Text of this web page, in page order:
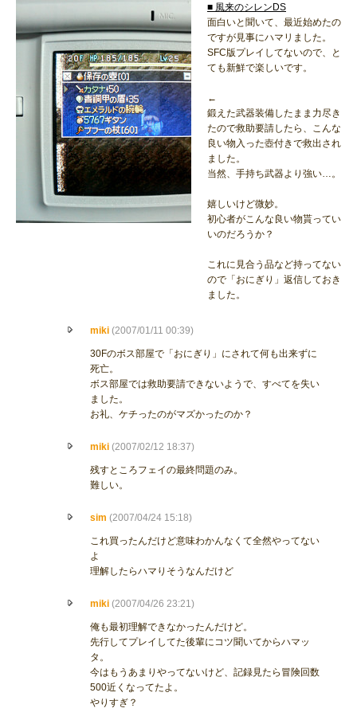
■ 風来のシレンDS
面白いと聞いて、最近始めたの
ですが見事にハマリました。
SFC版プレイしてないので、と
ても新鮮で楽しいです。
←
鍛えた武器装備したまま力尽き
たので救助要請したら、こんな
良い物入った壺付きで救出され
ました。
当然、手持ち武器より強い…。
嬉しいけど微妙。
初心者がこんな良い物貰ってい
いのだろうか？
これに見合う品など持ってない
ので「おにぎり」返信しておき
ました。
miki (2007/01/11 00:39)
30Fのボス部屋で「おにぎり」にされて何も出来ずに
死亡。
ボス部屋では救助要請できないようで、すべてを失い
ました。
お礼、ケチったのがマズかったのか？
miki (2007/02/12 18:37)
残すところフェイの最終問題のみ。
難しい。
sim (2007/04/24 15:18)
これ買ったんだけど意味わかんなくて全然やってない
よ
理解したらハマりそうなんだけど
miki (2007/04/26 23:21)
俺も最初理解できなかったんだけど。
先行してプレイしてた後輩にコツ聞いてからハマッ
タ。
今はもうあまりやってないけど、記録見たら冒険回数
500近くなってたよ。
やりすぎ？